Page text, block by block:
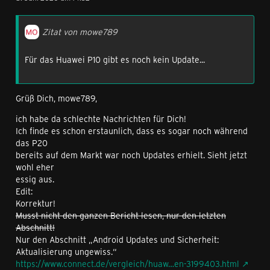
Zitat von mowe789
Für das Huawei P10 gibt es noch kein Update...
Grüß Dich, mowe789,
ich habe da schlechte Nachrichten für Dich!
Ich finde es schon erstaunlich, dass es sogar noch während
das P20
bereits auf dem Markt war noch Updates erhielt. Sieht jetzt
wohl eher
essig aus.
Edit:
Korrektur!
Musst nicht den ganzen Bericht lesen, nur den letzten
Abschnitt!
Nur den Abschnitt „Android Updates und Sicherheit:
Aktualisierung ungewiss.“
https://www.connect.de/vergleich/huaw…en-3199403.html